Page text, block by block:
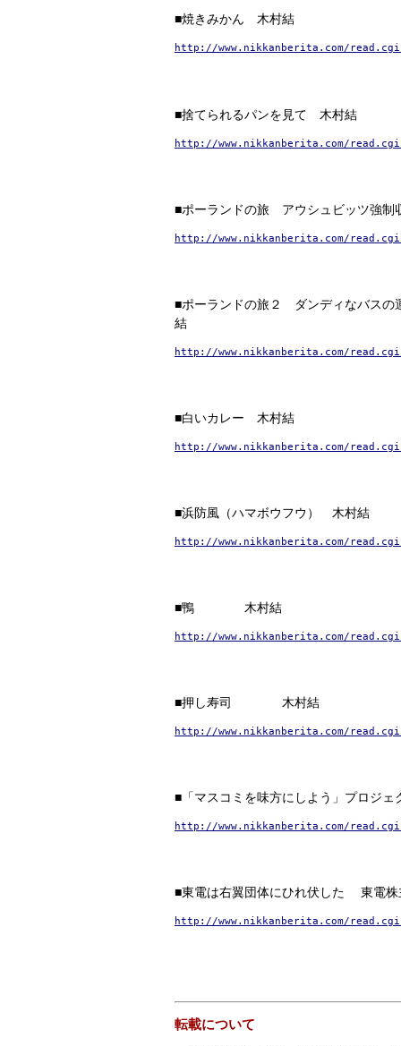
■焼きみかん 木村結
http://www.nikkanberita.com/
■捨てられるパンを見て 木村結
http://www.nikkanberita.com/
■ポーランドの旅 アウシュビッツ強
http://www.nikkanberita.com/
■ポーランドの旅２ ダンディなバス
結
http://www.nikkanberita.com/
■白いカレー 木村結
http://www.nikkanberita.com/
■浜防風（ハマボウフウ） 木村結
http://www.nikkanberita.com/
■鴨 木村結
http://www.nikkanberita.com/
■押し寿司 木村結
http://www.nikkanberita.com/
■「マスコミを味方にしよう」プロジ
http://www.nikkanberita.com/
■東電は右翼団体にひれ伏した 東電
http://www.nikkanberita.com/
転載について